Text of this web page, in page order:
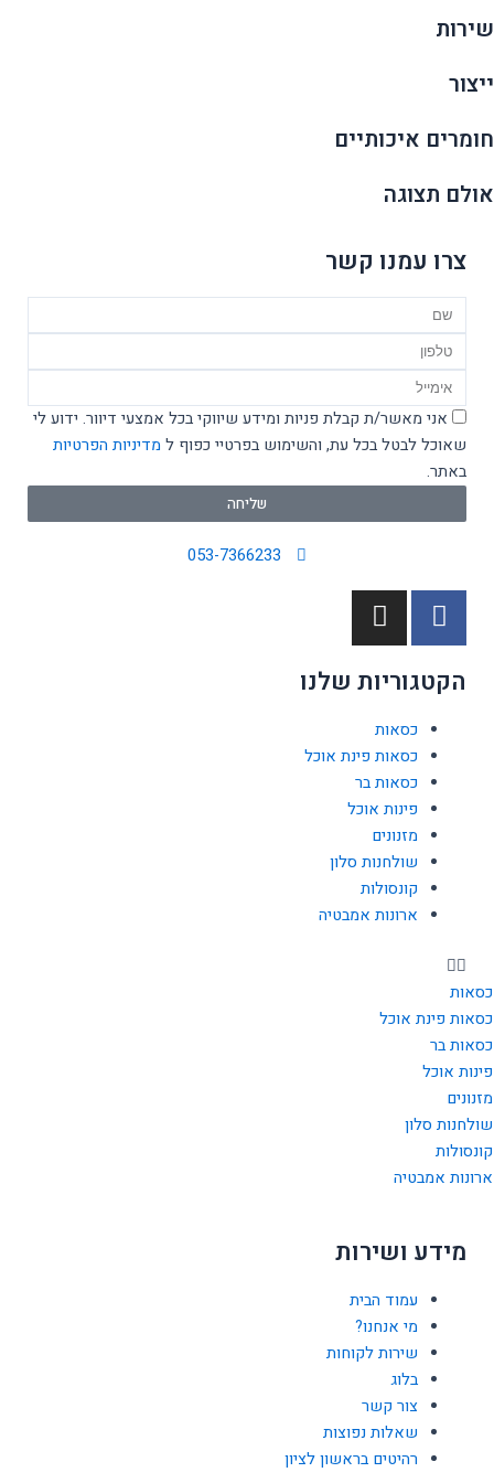
שירות
ייצור
חומרים איכותיים
אולם תצוגה
צרו עמנו קשר
Name
טלפון
Email
אישור
מדיניות
אני מאשר/ת קבלת פניות ומידע שיווקי בכל אמצעי דיוור. ידוע לי
שאוכל לבטל בכל עת, והשימוש בפרטיי כפוף ל מדיניות הפרטיות
באתר.
שליחה
053-7366233
F
a
c
e
o
o
k
-
f
I
n
s
t
g
r
a
m
הקטגוריות שלנו
כסאות
כסאות פינת אוכל
כסאות בר
פינות אוכל
מזנונים
שולחנות סלון
קונסולות
ארונות אמבטיה
כסאות
כסאות פינת אוכל
כסאות בר
פינות אוכל
מזנונים
שולחנות סלון
קונסולות
ארונות אמבטיה
מידע ושירות
עמוד הבית
מי אנחנו?
שירות לקוחות
בלוג
צור קשר
שאלות נפוצות
רהיטים בראשון לציון